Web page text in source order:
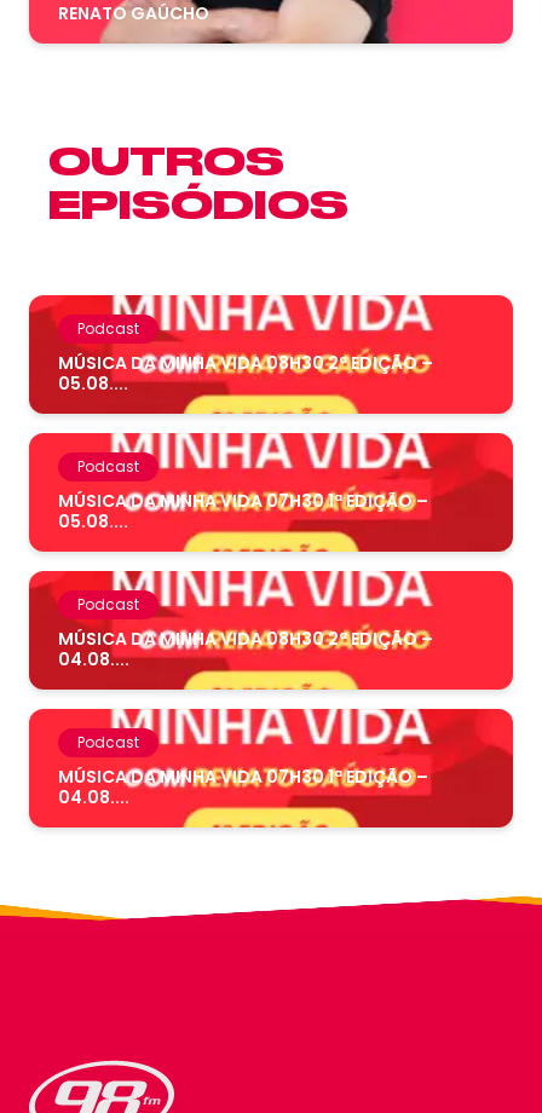
RENATO GAÚCHO
OUTROS
EPISÓDIOS
Podcast
MÚSICA DA MINHA VIDA 08H30 2ª EDIÇÃO –
05.08....
Podcast
MÚSICA DA MINHA VIDA 07H30 1ª EDIÇÃO –
05.08....
Podcast
MÚSICA DA MINHA VIDA 08H30 2ª EDIÇÃO –
04.08....
Podcast
MÚSICA DA MINHA VIDA 07H30 1ª EDIÇÃO –
04.08....